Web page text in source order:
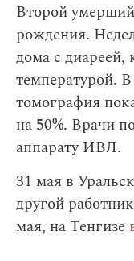
Второй
рождения.
дома с
температурой.
томография
на 50%. Врачи
аппарату ИВЛ.
31 мая в
другой
мая, на Тенгизе